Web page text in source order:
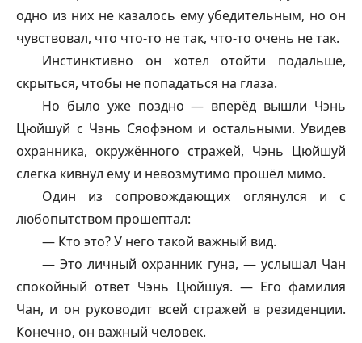
одно из них не казалось ему убедительным, но он
чувствовал, что что-то не так, что-то очень не так.
Инстинктивно он хотел отойти подальше,
скрыться, чтобы не попадаться на глаза.
Но было уже поздно — вперёд вышли Чэнь
Цюйшуй с Чэнь Сяофэном и остальными. Увидев
охранника, окружённого стражей, Чэнь Цюйшуй
слегка кивнул ему и невозмутимо прошёл мимо.
Один из сопровождающих оглянулся и с
любопытством прошептал:
— Кто это? У него такой важный вид.
— Это личный охранник гуна, — услышал Чан
спокойный ответ Чэнь Цюйшуя. — Его фамилия
Чан, и он руководит всей стражей в резиденции.
Конечно, он важный человек.